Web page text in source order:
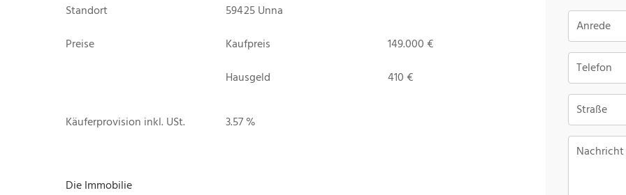
Standort
59425 Unna
Preise
Kaufpreis
149.000 €
Hausgeld
410 €
Käuferprovision inkl. USt. 3.57 %
Die Immobilie
Anrede
Telefon
Straße
Nachricht